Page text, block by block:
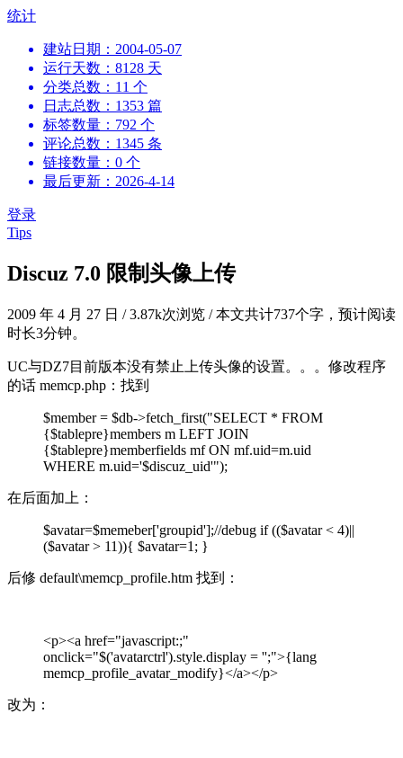
跳
统计
建站日期：2004-05-07
运行天数：8128 天
分类总数：11 个
日志总数：1353 篇
标签数量：792 个
评论总数：1345 条
链接数量：0 个
最后更新：2026-4-14
登录
Tips
Discuz 7.0 限制头像上传
2009 年 4 月 27 日 /3.87k次浏览 /本文共计737个字，预计阅读
时长3分钟。
UC与DZ7目前版本没有禁止上传头像的设置。。。修改程序
的话 memcp.php：找到
$member = $db->fetch_first("SELECT * FROM
{$tablepre}members m LEFT JOIN
{$tablepre}memberfields mf ON mf.uid=m.uid
WHERE m.uid='$discuz_uid'");
在后面加上：
$avatar=$memeber['groupid'];//debug if (($avatar < 4)||
($avatar > 11)){ $avatar=1; }
后修 default\memcp_profile.htm 找到：
<p><a href="javascript:;"
onclick="$('avatarctrl').style.display = '';">{lang
memcp_profile_avatar_modify}</a></p>
改为：